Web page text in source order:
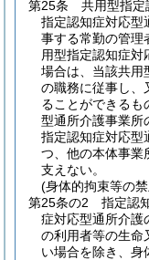
第25条
共用型指定
指定認知症対応型
事する常勤の管理
用型指定認知症
場合は、当該共用
の職務に従事し、
ることができるも
型通所介護事業所
指定認知症対応型
つ、他の本体事業
支えない。
(身体的拘束等の
第25条の2
指定認
症対応型通所介護
の利用者等の生命
い場合を除き、身